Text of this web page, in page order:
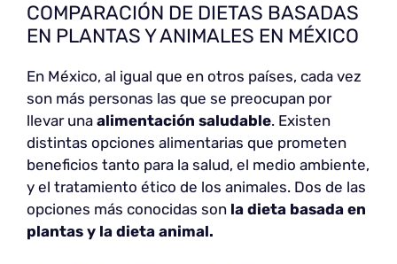
COMPARACIÓN DE DIETAS BASADAS
EN PLANTAS Y ANIMALES EN MÉXICO
En México, al igual que en otros países, cada vez
son más personas las que se preocupan por
llevar una alimentación saludable. Existen
distintas opciones alimentarias que prometen
beneficios tanto para la salud, el medio ambiente,
y el tratamiento ético de los animales. Dos de las
opciones más conocidas son la dieta basada en
plantas y la dieta animal.